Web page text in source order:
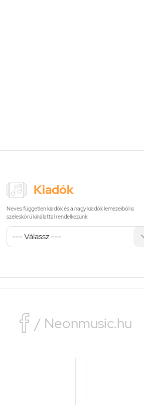
Kiadók
Neves független kiadók és a nagy kiadók lemezeiből is
széleskörű kínálattal rendelkezünk:
 / Neonmusic.hu